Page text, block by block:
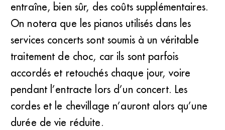
entraîne, bien sûr, des coûts supplémentaires.
On notera que les pianos utilisés dans les
services concerts sont soumis à un véritable
traitement de choc, car ils sont parfois
accordés et retouchés chaque jour, voire
pendant l’entracte lors d’un concert. Les
cordes et le chevillage n’auront alors qu’une
durée de vie réduite.